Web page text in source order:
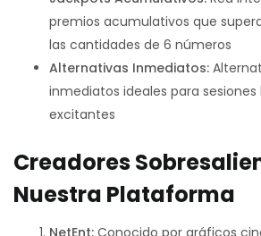
premios acumulativos que
las cantidades de 6 números
Alternativas Inmediatos:
inmediatos ideales para sesiones
excitantes
Creadores
Nuestra Plataforma